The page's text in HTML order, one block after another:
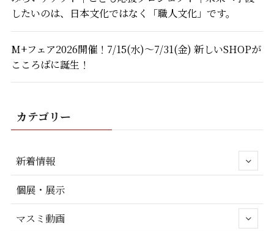
したいのは、日本文化ではなく「職人文化」です。
M+フェア2026開催！7/15(水)～7/31(金) 新しいSHOPが
こころばに誕生！
カテゴリー
新着情報
個展・展示
マスミ動画